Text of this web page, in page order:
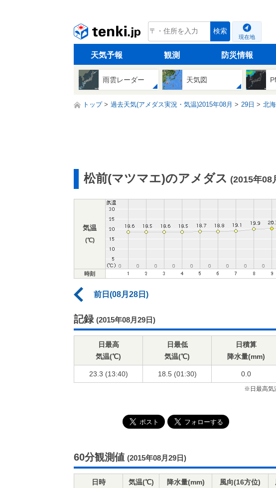
tenki.jp 検索
現在地
天気予報 観測 防災情報
雨雲レーダー 天気図
トップ 過去天気(アメダス実況・気温)2015年08月 29日 北
松前(マツマエ)のアメダス (2015年08
気温
(℃)
時刻
前日(08月28日)
記録 (2015年08月29日)
日最高
気温(℃)
日最低
気温(℃)
日積算
降水量(mm)
23.3 (13:40) 18.5 (01:30) 0.0
※日最高気
60分観測値 (2015年08月29日)
日時 気温(℃) 降水量(mm) 風向(16方位)